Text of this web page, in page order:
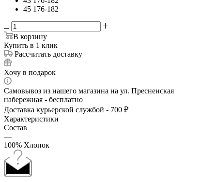
45 176-182
В корзину
Купить в 1 клик
Рассчитать доставку
Хочу в подарок
Самовывоз из нашего магазина на ул. Пресненская
набережная - бесплатно
Доставка курьерской службой - 700 ₽
Характеристики
Состав
—
100% Хлопок